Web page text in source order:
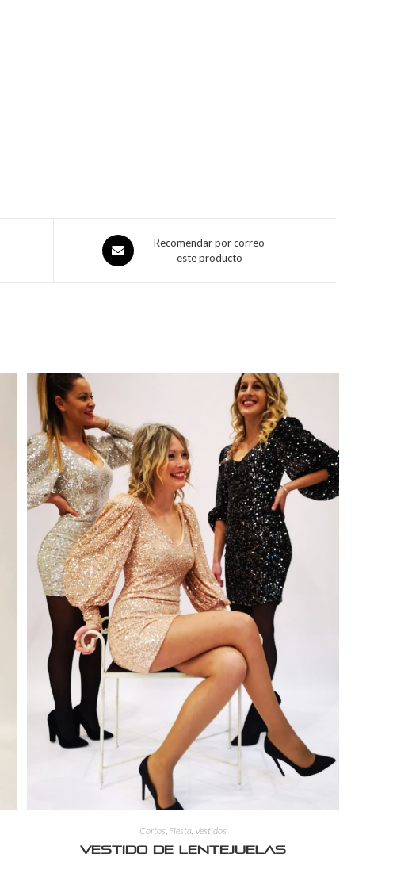
Recomendar por correo
este producto
Cortos Fiesta Vestidos
Vestido de lentejuelas